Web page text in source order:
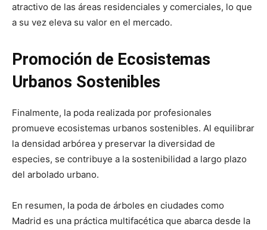
atractivo de las áreas residenciales y comerciales, lo que
a su vez eleva su valor en el mercado.
Promoción de Ecosistemas
Urbanos Sostenibles
Finalmente, la poda realizada por profesionales
promueve ecosistemas urbanos sostenibles. Al equilibrar
la densidad arbórea y preservar la diversidad de
especies, se contribuye a la sostenibilidad a largo plazo
del arbolado urbano.
En resumen, la poda de árboles en ciudades como
Madrid es una práctica multifacética que abarca desde la